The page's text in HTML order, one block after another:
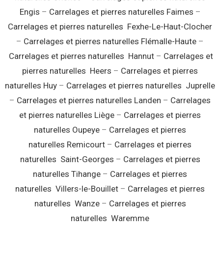
Engis – Carrelages et pierres naturelles Faimes –
Carrelages et pierres naturelles Fexhe-Le-Haut-Clocher
– Carrelages et pierres naturelles Flémalle-Haute –
Carrelages et pierres naturelles Hannut – Carrelages et
pierres naturelles Heers – Carrelages et pierres
naturelles Huy – Carrelages et pierres naturelles Juprelle
– Carrelages et pierres naturelles Landen – Carrelages
et pierres naturelles Liège – Carrelages et pierres
naturelles Oupeye – Carrelages et pierres
naturelles Remicourt – Carrelages et pierres
naturelles Saint-Georges – Carrelages et pierres
naturelles Tihange – Carrelages et pierres
naturelles Villers-le-Bouillet – Carrelages et pierres
naturelles Wanze– Carrelages et pierres
naturelles Waremme